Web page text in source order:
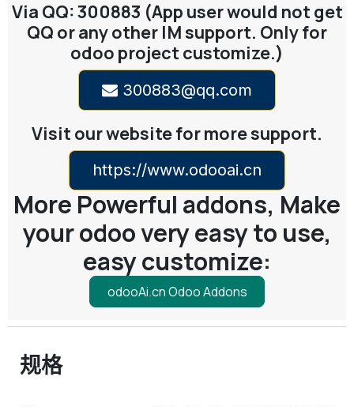
Via QQ: 300883 (App user would not get
QQ or any other IM support. Only for
odoo project customize.)
300883@qq.com
Visit our website for more support.
https://www.odooai.cn
More Powerful addons, Make
your odoo very easy to use,
easy customize:
odooAi.cn Odoo Addons
规格